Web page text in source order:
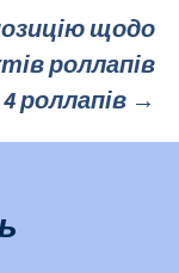
щодо
роллапів
роллапів →